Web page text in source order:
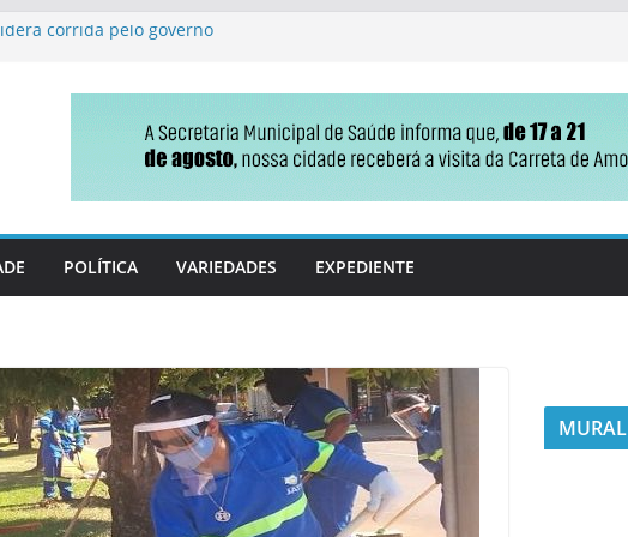
corrida pelo governo
só vez
conquista na
básica
bingo e comidas típicas
POLÍTICA VARIEDADES EXPEDIENTE
MURAL